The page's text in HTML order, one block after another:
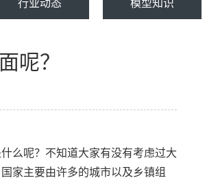
呢？
么呢？不知道大家有没有考虑过大
家主要由许多的城市以及乡镇组